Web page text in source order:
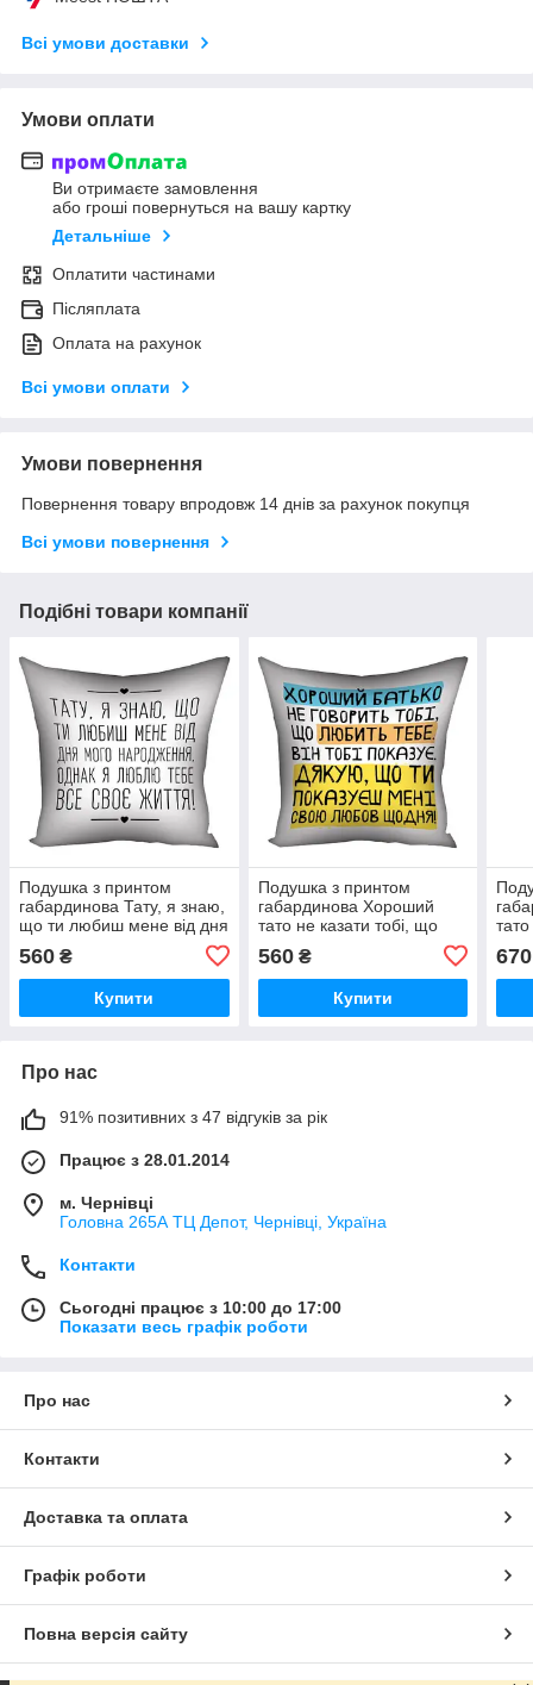
Всі умови доставки
Умови оплати
Ви отримаєте замовлення
або гроші повернуться на вашу картку
Детальніше
Оплатити частинами
Післяплата
Оплата на рахунок
Всі умови оплати
Умови повернення
Повернення товару впродовж 14 днів за рахунок покупця
Всі умови повернення
Подібні товари компанії
Подушка з принтом
габардинова Тату, я знаю,
що ти любиш мене від дня
мого народження... 40x40
см (4P_TAT023)
560 ₴
Купити
Подушка з принтом
габардинова Хороший
тато не казати тобі, що
показує (Мені) 40x40 см
(4P_TAT025)
560₴
Купити
670
Про нас
91% позитивних з 47 відгуків за рік
Працює з 28.01.2014
м. Чернівці
Головна 265А ТЦ Депот, Чернівці, Україна
Контакти
Сьогодні працює з 10:00 до 17:00
Показати весь графік роботи
Про нас
Контакти
Доставка та оплата
Графік роботи
Повна версія сайту